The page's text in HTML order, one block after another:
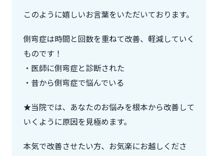
このように嬉しいお言葉をいただいております。
側弯症は時間と回数を重ねて改善、軽減していく
ものです！
・医師に側弯症と診断された
・昔から側弯症で悩んでいる
★当院では、あなたのお悩みを根本から改善して
いくように原因を見極めます。
本気で改善させたい方、お気楽にお越しくださ